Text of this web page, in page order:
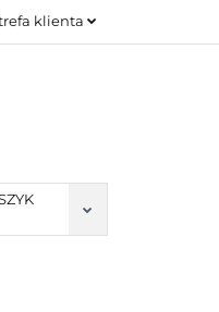
klienta